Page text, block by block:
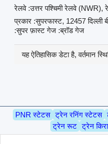
रेलवे :उत्तर पश्चिमी रेलवे (NWR),
प्रकार :सुपरफास्ट, 12457 दिल्ली
:सुपर फ़ास्ट गेज :ब्रॉड गेज
यह ऐतिहासिक डेटा है, वर्तमान
PNR स्टेटस ट्रेन रनिंग स्टेटस
ट्रेन रूट ट्रेन